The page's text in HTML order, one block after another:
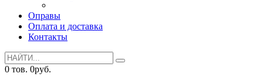
Оправы
Оплата и доставка
Контакты
0 тов. 0руб.